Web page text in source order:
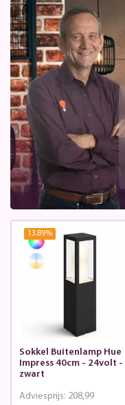
13.89%
Sokkel Buitenlamp Hue
Impress 40cm - 24volt -
zwart
Adviesprijs: 208,99